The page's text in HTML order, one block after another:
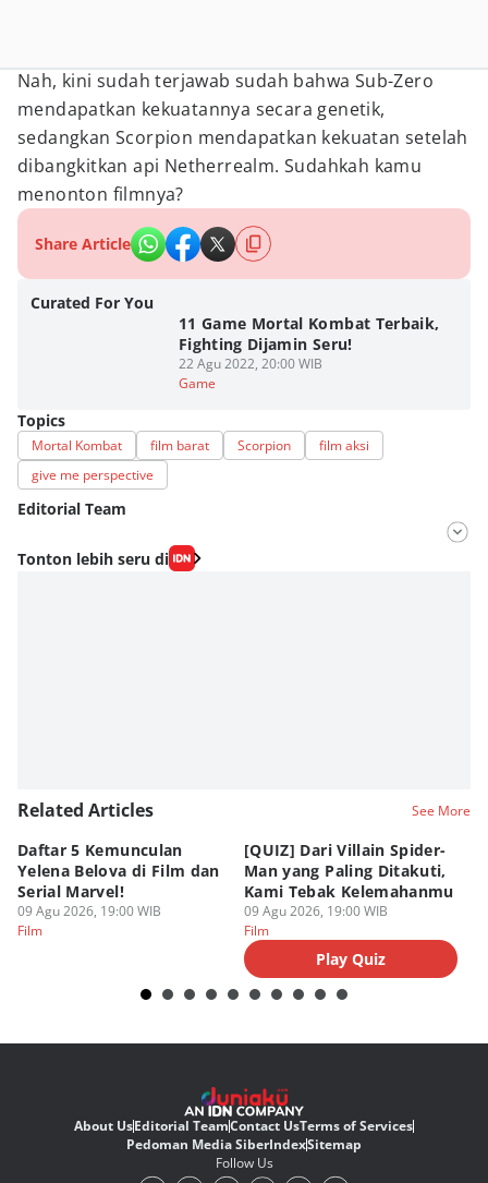
Nah, kini sudah terjawab sudah bahwa Sub-Zero
mendapatkan kekuatannya secara genetik,
sedangkan Scorpion mendapatkan kekuatan setelah
dibangkitkan api Netherrealm. Sudahkah kamu
menonton filmnya?
Share Article
Curated For You
11 Game Mortal Kombat Terbaik,
Fighting Dijamin Seru!
22 Agu 2022, 20:00 WIB
Game
Topics
Mortal Kombat film barat Scorpion
film aksi
give me perspective
Editorial Team
Editor
Nadia Agatha Pramesthi
Tonton lebih seru di
Related Articles See More
Daftar 5 Kemunculan
Yelena Belova di Film dan
Serial Marvel!
09 Agu 2026, 19:00 WIB
Film
[QUIZ] Dari Villain Spider-
Man yang Paling Ditakuti,
Kami Tebak Kelemahanmu
09 Agu 2026, 19:00 WIB
Film
Play Quiz
About UsEditorial TeamContact UsTerms of Services
Pedoman Media SiberIndexSitemap
Follow Us